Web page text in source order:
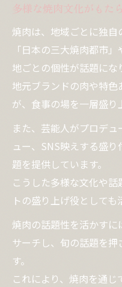
多様な焼肉文化がもた
焼肉は、地域ごとに独自
「日本の三大焼肉都市
地ごとの個性が話題にな
地元ブランドの肉や特
が、食事の場を一層盛り
また、芸能人がプロデ
ュー、SNS映えする盛
題を提供しています。
こうした多様な文化や
トの盛り上げ役としても
焼肉の話題性を活かすに
サーチし、旬の話題を
す。
これにより、焼肉を通